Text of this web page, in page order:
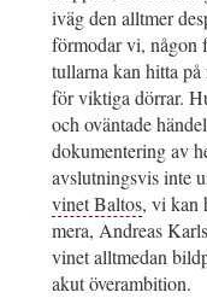
iväg den alltmer
förmodar vi, någon
tullarna kan hitta på
för viktiga dörrar.
och oväntade
dokumentering av
avslutningsvis inte
vinet Baltos, vi kan
mera, Andreas
vinet alltmedan
akut överambition.